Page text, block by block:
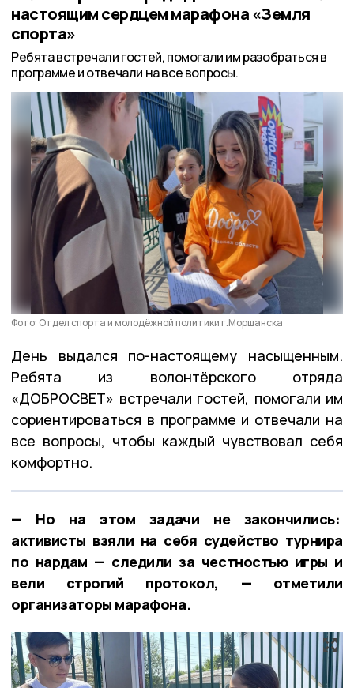
настоящим сердцем марафона «Земля
спорта»
Ребята встречали гостей, помогали им разобраться в
программе и отвечали на все вопросы.
Фото: Отдел спорта и молодёжной политики г.Моршанска
День выдался по-настоящему насыщенным.
Ребята из волонтёрского отряда
«ДОБРОСВЕТ» встречали гостей, помогали им
сориентироваться в программе и отвечали на
все вопросы, чтобы каждый чувствовал себя
комфортно.
— Но на этом задачи не закончились:
активисты взяли на себя судейство турнира
по нардам — следили за честностью игры и
вели строгий протокол, — отметили
организаторы марафона.